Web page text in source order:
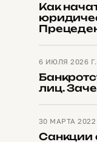
Как
6 ИЮЛЯ 2026 Г.
лиц.
30 МАРТА 2022
Санкции